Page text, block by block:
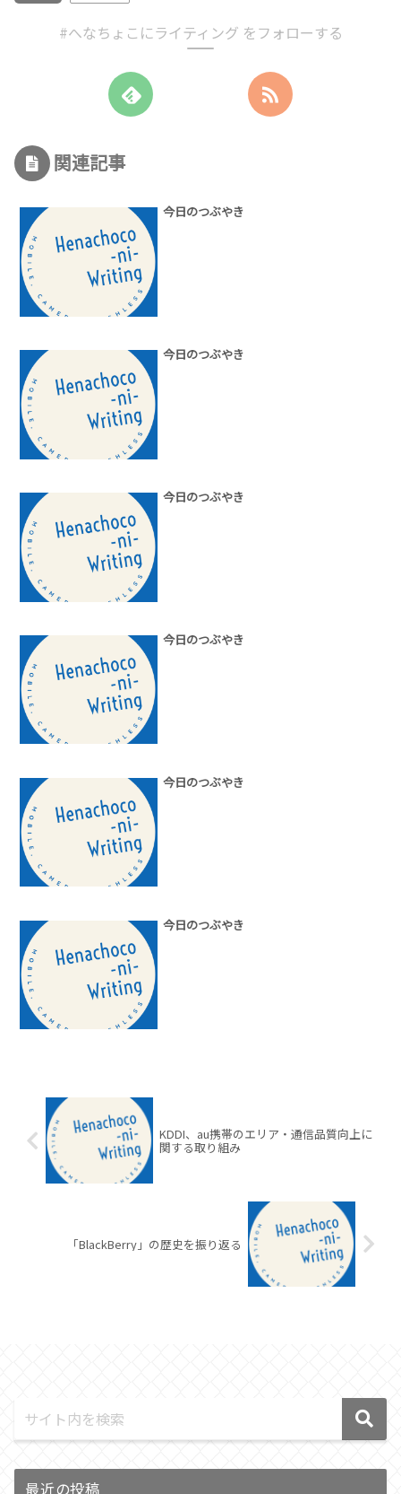
#へなちょこにライティング をフォローする
関連記事
今日のつぶやき
今日のつぶやき
今日のつぶやき
今日のつぶやき
今日のつぶやき
今日のつぶやき
KDDI、au携帯のエリア・通信品質向上に
関する取り組み
「BlackBerry」の歴史を振り返る
最近の投稿